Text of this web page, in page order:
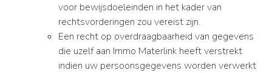
voor bewijsdoeleinden in het kader van
rechtsvorderingen zou vereist zijn.
Een recht op overdraagbaarheid van gegevens
die uzelf aan Immo Materlink heeft verstrekt
indien uw persoonsgegevens worden verwerkt